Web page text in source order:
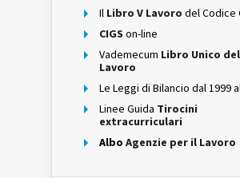
Il Libro V Lavoro del Codice
CIGS on-line
Vademecum Libro Unico del
Lavoro
Le Leggi di Bilancio dal 1999
Linee Guida Tirocini
extracurriculari
Albo Agenzie per il Lavoro